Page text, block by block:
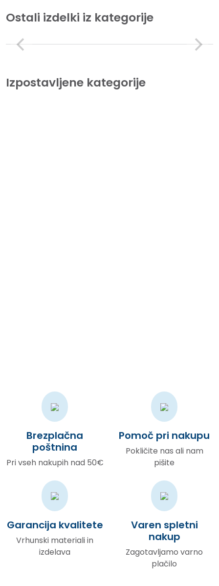
Ostali izdelki iz kategorije
Izpostavljene kategorije
Brezplačna
poštnina
Pri vseh nakupih nad 50€
Pomoč pri nakupu
Pokličite nas ali nam
pišite
Garancija kvalitete
Vrhunski materiali in
izdelava
Varen spletni
nakup
Zagotavljamo varno
plačilo